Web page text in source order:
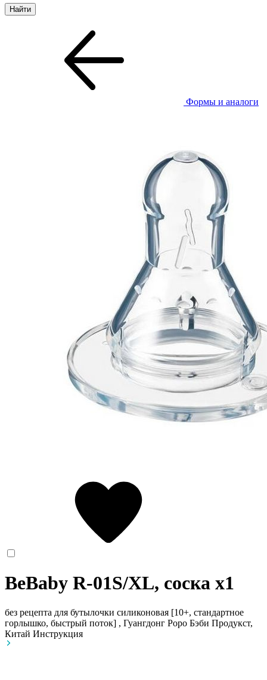
Формы и аналоги
BeBaby R-01S/XL, соска x1
без рецепта для бутылочки силиконовая [10+, стандартное
горлышко, быстрый поток] , Гуангдонг Роро Бэби Продукст,
Китай Инструкция